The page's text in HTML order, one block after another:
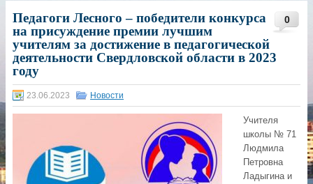
0
Педагоги Лесного – победители конкурса
на присуждение премии лучшим
учителям за достижение в педагогической
деятельности Свердловской области в 2023
году
23.06.2023 Новости
Учителя
школы № 71
Людмила
Петровна
Ладыгина и